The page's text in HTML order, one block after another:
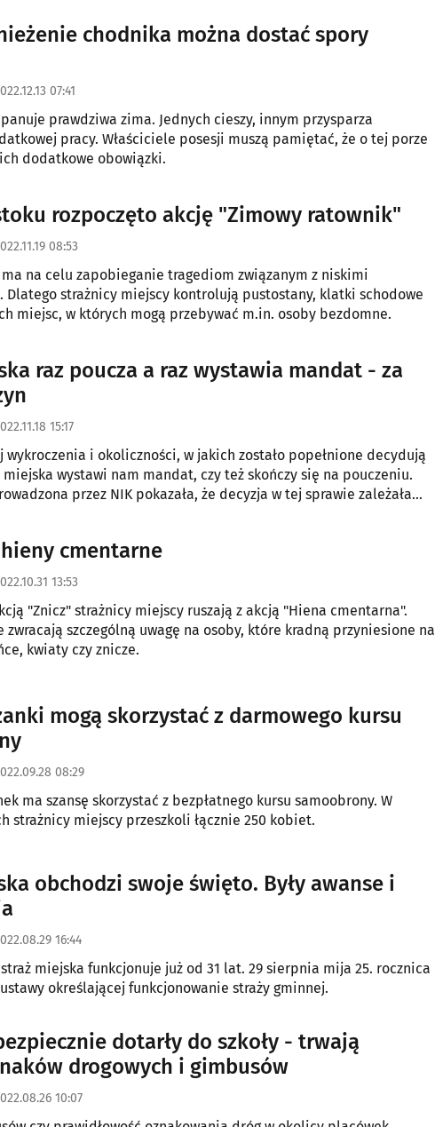
chodnika można dostać spory
07:41
prawdziwa zima. Jednych cieszy, innym przysparza
pracy. Właściciele posesji muszą pamiętać, że o tej porze
dodatkowe obowiązki.
rozpoczęto akcję "Zimowy ratownik"
08:53
ma na celu zapobieganie tragediom związanym z niskimi
strażnicy miejscy kontrolują pustostany, klatki schodowe
miejsc, w których mogą przebywać m.in. osoby bezdomne.
raz poucza a raz wystawia mandat - za
15:17
wykroczenia i okoliczności, w jakich zostało popełnione decydują
miejska wystawi nam mandat, czy też skończy się na pouczeniu.
przez NIK pokazała, że decyzja w tej sprawie zależała
cmentarne
13:53
"Znicz" strażnicy miejscy ruszają z akcją "Hiena cmentarna".
zwracają szczególną uwagę na osoby, które kradną przyniesione na
kwiaty czy znicze.
mogą skorzystać z darmowego kursu
08:29
ma szansę skorzystać z bezpłatnego kursu samoobrony. W
strażnicy miejscy przeszkoli łącznie 250 kobiet.
obchodzi swoje święto. Były awanse i
16:44
miejska funkcjonuje już od 31 lat. 29 sierpnia mija 25. rocznica
określającej funkcjonowanie straży gminnej.
dotarły do szkoły - trwają
drogowych i gimbusów
10:07